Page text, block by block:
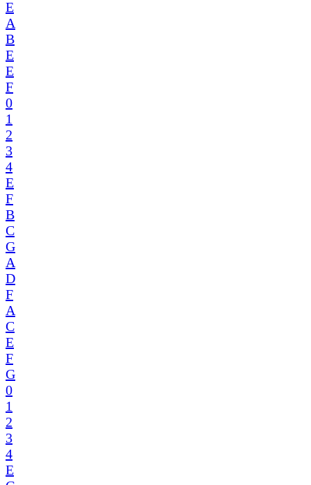
E
A
B
E
E
F
0
1
2
3
4
E
F
B
C
G
A
D
F
A
C
E
F
G
0
1
2
3
4
E